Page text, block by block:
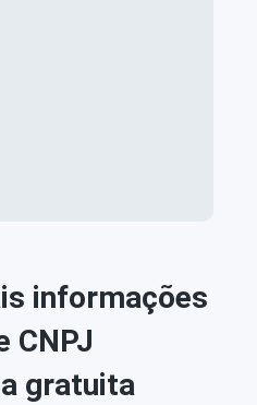
informações
CNPJ
gratuita